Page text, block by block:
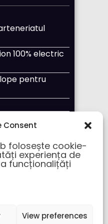
Consent
folosește cookie-
experiența de
funcționalițăți
View preferences
100% electric
pentru
o nouă